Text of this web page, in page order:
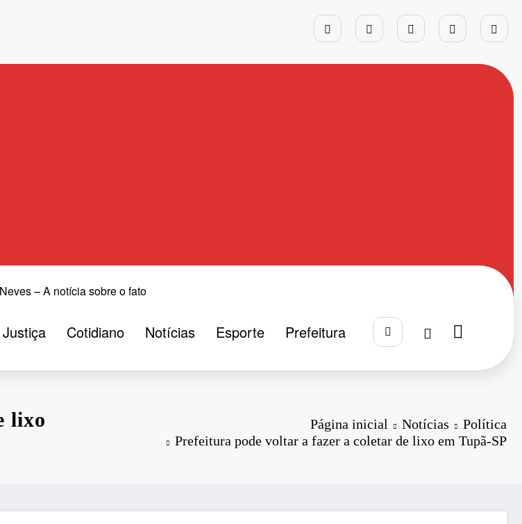
Justiça Cotidiano Notícias Esporte Prefeitura
lixo
Página inicial Notícias
Política
Prefeitura pode voltar a fazer a coletar de lixo em Tupã-SP